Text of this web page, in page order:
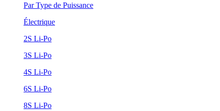
Par Type de Puissance
Électrique
2S Li-Po
3S Li-Po
4S Li-Po
6S Li-Po
8S Li-Po